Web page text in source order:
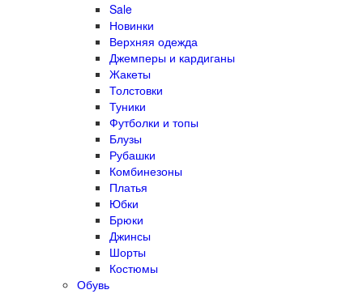
Sale
Новинки
Верхняя одежда
Джемперы и кардиганы
Жакеты
Толстовки
Туники
Футболки и топы
Блузы
Рубашки
Комбинезоны
Платья
Юбки
Брюки
Джинсы
Шорты
Костюмы
Обувь